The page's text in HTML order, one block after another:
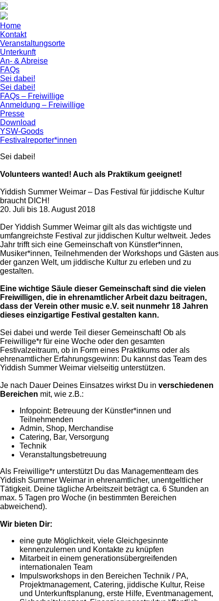
Home
Kontakt
Veranstaltungsorte
Unterkunft
An- & Abreise
FAQs
Sei dabei!
Sei dabei!
FAQs – Freiwillige
Anmeldung – Freiwillige
Presse
Download
YSW-Goods
Festivalreporter*innen
Sei dabei!
Volunteers wanted! Auch als Praktikum geeignet!
Yiddish Summer Weimar – Das Festival für jiddische Kultur
braucht DICH!
20. Juli bis 18. August 2018
Der Yiddish Summer Weimar gilt als das wichtigste und
umfangreichste Festival zur jiddischen Kultur weltweit. Jedes
Jahr trifft sich eine Gemeinschaft von Künstler*innen,
Musiker*innen, Teilnehmenden der Workshops und Gästen aus
der ganzen Welt, um jiddische Kultur zu erleben und zu
gestalten.
Eine wichtige Säule dieser Gemeinschaft sind die vielen
Freiwilligen, die in ehrenamtlicher Arbeit dazu beitragen,
dass der Verein other music e.V. seit nunmehr 18 Jahren
dieses einzigartige Festival gestalten kann.
Sei dabei und werde Teil dieser Gemeinschaft! Ob als
Freiwillige*r für eine Woche oder den gesamten
Festivalzeitraum, ob in Form eines Praktikums oder als
ehrenamtlicher Erfahrungsgewinn: Du kannst das Team des
Yiddish Summer Weimar vielseitig unterstützen.
Je nach Dauer Deines Einsatzes wirkst Du in verschiedenen
Bereichen mit, wie z.B.:
Infopoint: Betreuung der Künstler*innen und
Teilnehmenden
Admin, Shop, Merchandise
Catering, Bar, Versorgung
Technik
Veranstaltungsbetreuung
Als Freiwillige*r unterstützt Du das Managementteam des
Yiddish Summer Weimar in ehrenamtlicher, unentgeltlicher
Tätigkeit. Deine tägliche Arbeitszeit beträgt ca. 6 Stunden an
max. 5 Tagen pro Woche (in bestimmten Bereichen
abweichend).
Wir bieten Dir:
eine gute Möglichkeit, viele Gleichgesinnte
kennenzulernen und Kontakte zu knüpfen
Mitarbeit in einem generationsübergreifenden
internationalen Team
Impulsworkshops in den Bereichen Technik / PA,
Projektmanagement, Catering, jiddische Kultur, Reise
und Unterkunftsplanung, erste Hilfe, Eventmanagement,